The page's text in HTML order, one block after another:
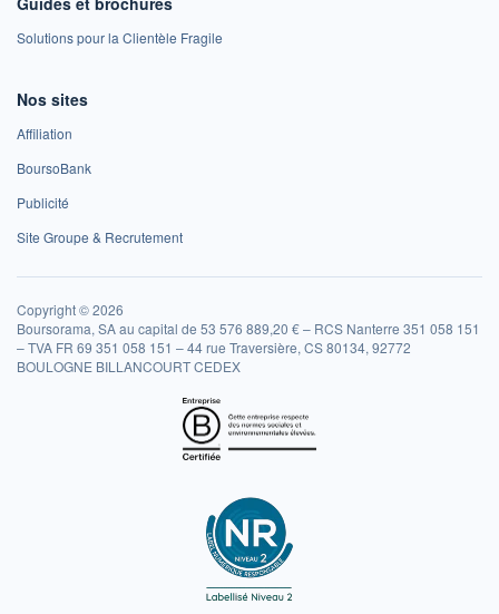
Solutions pour la Clientèle Fragile
Nos sites
Affiliation
BoursoBank
Publicité
Site Groupe & Recrutement
Copyright © 2026
Boursorama, SA au capital de 53 576 889,20 € – RCS Nanterre 351 058 151
– TVA FR 69 351 058 151 – 44 rue Traversière, CS 80134, 92772
BOULOGNE BILLANCOURT CEDEX